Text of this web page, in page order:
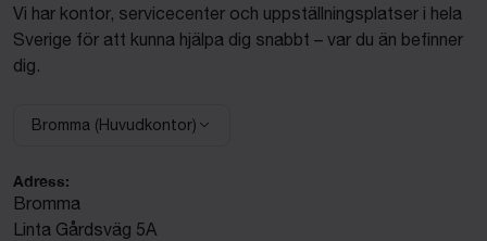
Vi har kontor, servicecenter och uppställningsplatser i hela
Sverige för att kunna hjälpa dig snabbt – var du än befinner
dig.
Välj anläggning:
Bromma (Huvudkontor)
Adress:
Bromma
Linta Gårdsväg 5A